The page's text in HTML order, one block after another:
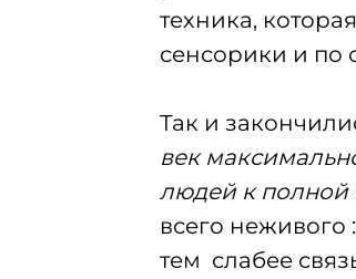
техника,
сенсорики и по
Так и
век
людей к полной
всего
тем слабее